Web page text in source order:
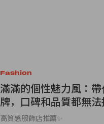
Fashion
滿滿的個性魅力風：
牌，口碑和品質都無法
高質感服飾店推薦✨